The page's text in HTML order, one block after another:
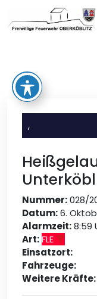
Inhalt
springen
,
Nummer:028/
Datum:6.
Alarmzeit:8:59
Art:FLE
Einsatzort:
Fahrzeuge:
Weitere Kräfte: